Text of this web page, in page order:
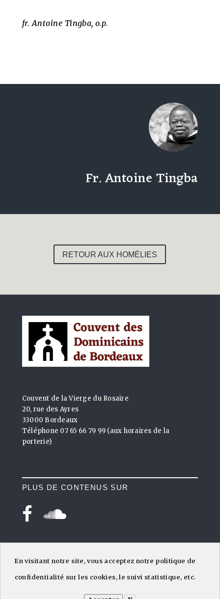
En visitant notre site, vous acceptez notre politique de
confidentialité sur les cookies, le suivi statistique, etc.
fr. Antoine Tingba, o.p.
Fr. Antoine Tingba
RETOUR AUX HOMÉLIES
Couvent de la Vierge du Rosaire
20, rue des Ayres
33000 Bordeaux
Téléphone 07 65 66 79 99 (aux horaires de la
porterie)
PLUS DE CONTENUS SUR